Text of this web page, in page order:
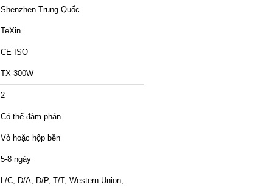
Shenzhen Trung Quốc
TeXin
CE ISO
TX-300W
2
Có thể đàm phán
Vỏ hoặc hộp bền
5-8 ngày
L/C, D/A, D/P, T/T, Western Union,